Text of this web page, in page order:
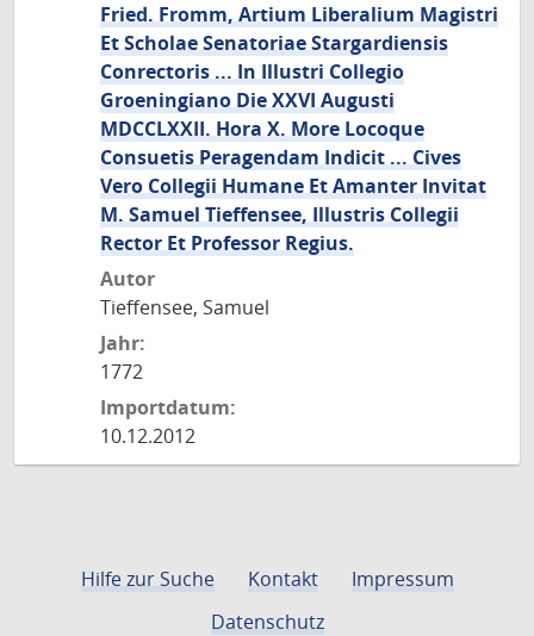
Fried. Fromm, Artium Liberalium Magistri
Et Scholae Senatoriae Stargardiensis
Conrectoris ... In Illustri Collegio
Groeningiano Die XXVI Augusti
MDCCLXXII. Hora X. More Locoque
Consuetis Peragendam Indicit ... Cives
Vero Collegii Humane Et Amanter Invitat
M. Samuel Tieffensee, Illustris Collegii
Rector Et Professor Regius.
Autor
Tieffensee, Samuel
Jahr:
1772
Importdatum:
10.12.2012
Hilfe zur Suche Kontakt
Impressum
Datenschutz